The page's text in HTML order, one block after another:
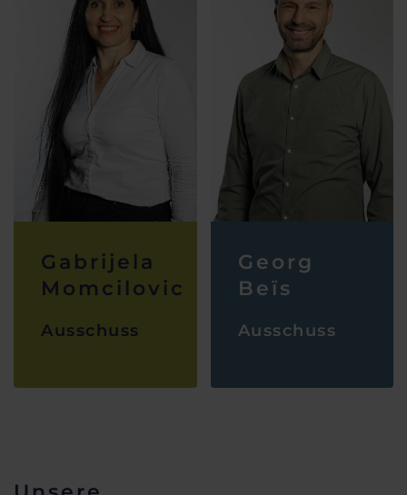
Gabrijela
Momcilovic
Ausschuss
Georg
Beïs
Ausschuss